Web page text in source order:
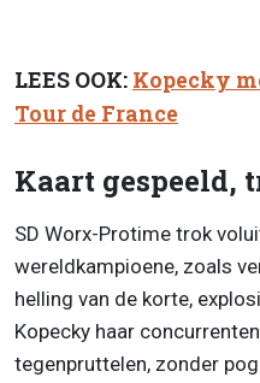
LEES OOK: Kopecky
Tour de France
Kaart gespeeld,
SD Worx-Protime trok
wereldkampioene, zoals
helling van de korte,
Kopecky haar
tegenpruttelen, zonder